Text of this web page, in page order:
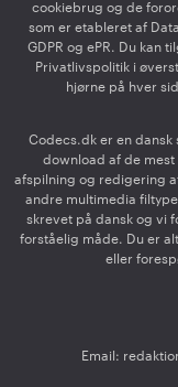
cookiebrug og de
som er etableret af
GDPR og ePR. Du kan
Privatlivspolitik i
hjørne på hver
Codecs.dk er en
download af de
afspilning og redigering
andre multimedia
skrevet på dansk og vi
forståelig måde. Du er
eller
Email: